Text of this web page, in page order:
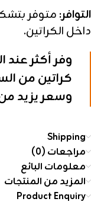
التوافر: متوفر
داخل الكراتين.
كراتين من
وسعر يزيد
Shipping
مراجعات (0)
معلومات البائع
المزيد من المنتجات
Product Enquiry